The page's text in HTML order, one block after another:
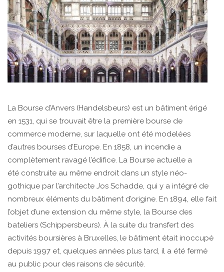
La Bourse d’Anvers (Handelsbeurs) est un bâtiment érigé
en 1531, qui se trouvait être la première bourse de
commerce moderne, sur laquelle ont été modelées
d’autres bourses d’Europe. En 1858, un incendie a
complètement ravagé l’édifice. La Bourse actuelle a
été construite au même endroit dans un style néo-
gothique par l’architecte Jos Schadde, qui y a intégré de
nombreux éléments du bâtiment d’origine. En 1894, elle fait
l’objet d’une extension du même style, la Bourse des
bateliers (Schippersbeurs). À la suite du transfert des
activités boursières à Bruxelles, le bâtiment était inoccupé
depuis 1997 et, quelques années plus tard, il a été fermé
au public pour des raisons de sécurité.